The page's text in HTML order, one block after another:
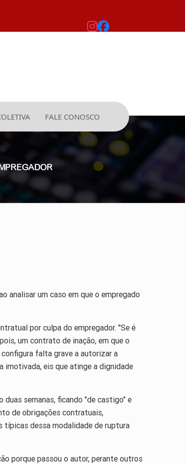
FALE CONOSCO
analisar um caso em que o empregado
por culpa do empregador. "Se é
um contrato de inação, em que o
falta grave a autorizar a
imotivada, eis que atinge a dignidade
semanas, ficando "de castigo" e
de obrigações contratuais,
típicas dessa modalidade de ruptura
porque passou o autor, perante outros